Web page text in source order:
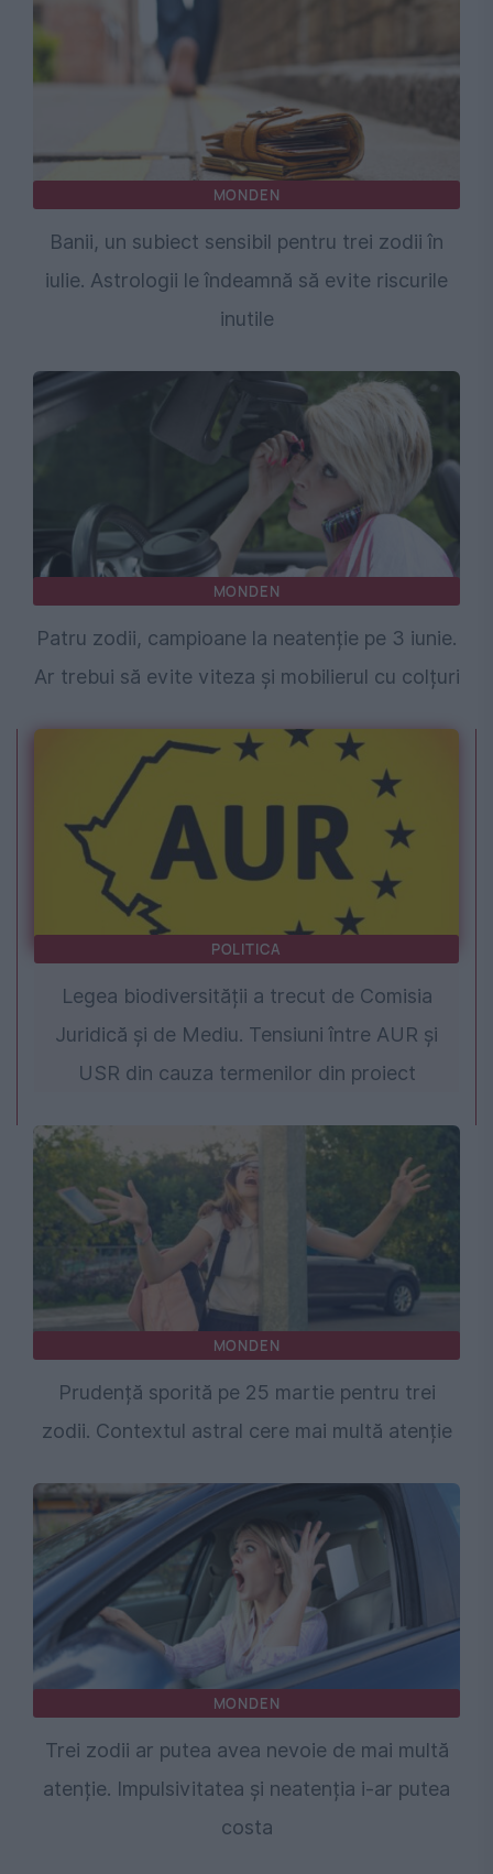
MONDEN
Banii, un subiect sensibil pentru trei zodii în
iulie. Astrologii le îndeamnă să evite riscurile
inutile
MONDEN
Patru zodii, campioane la neatenție pe 3 iunie.
Ar trebui să evite viteza și mobilierul cu colțuri
POLITICA
Legea biodiversității a trecut de Comisia
Juridică și de Mediu. Tensiuni între AUR și
USR din cauza termenilor din proiect
MONDEN
Prudență sporită pe 25 martie pentru trei
zodii. Contextul astral cere mai multă atenție
MONDEN
Trei zodii ar putea avea nevoie de mai multă
atenție. Impulsivitatea și neatenția i-ar putea
costa